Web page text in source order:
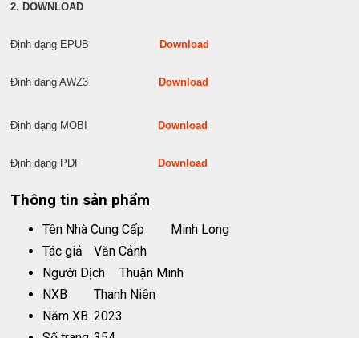
2. DOWNLOAD
Định dạng EPUB Download
Định dạng AWZ3 Download
Định dạng MOBI Download
Định dạng PDF Download
Thông tin sản phẩm
Tên Nhà Cung Cấp
Minh Long
Tác giả
Văn Cảnh
Người Dịch
Thuận Minh
NXB
Thanh Niên
Năm XB 2023